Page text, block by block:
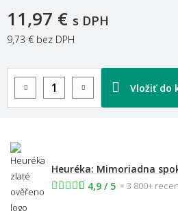
11,97 € s DPH
9,73 € bez DPH
Vložiť do
Heuréka: Mimoriadna
4,9 / 5
3 800+